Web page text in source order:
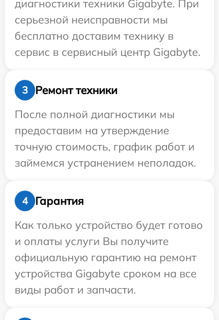
диагностики техники Gigabyte. При
серьезной неисправности мы
бесплатно доставим технику в
сервис в сервисный центр Gigabyte.
3
Ремонт техники
После полной диагностики мы
предоставим на утверждение
точную стоимость, график работ и
займемся устранением неполадок.
4
Гарантия
Как только устройство будет готово
и оплаты услуги Вы получите
официальную гарантию на ремонт
устройства Gigabyte сроком на все
виды работ и запчасти.